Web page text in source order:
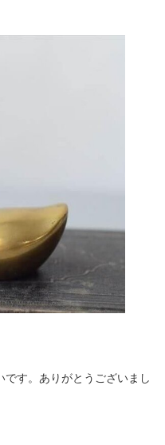
す。ありがとうございまし